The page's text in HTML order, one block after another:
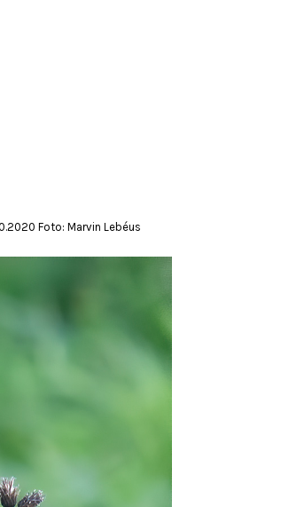
Foto: Marvin Lebéus